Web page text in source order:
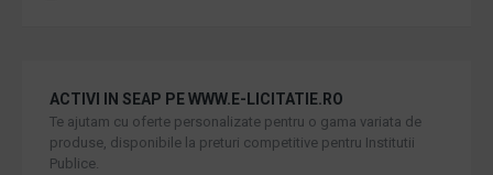
ACTIVI IN SEAP PE WWW.E-LICITATIE.RO
Te ajutam cu oferte personalizate pentru o gama variata de
produse, disponibile la preturi competitive pentru Institutii
Publice.